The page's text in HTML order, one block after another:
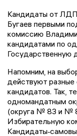
Кандидаты от
Бугаев первыми
комиссию
кандидатами по
Государственную
Напомним, на
действуют
кандидатов. Так,
одномандатным
(округа № 83 и №
Избирательную